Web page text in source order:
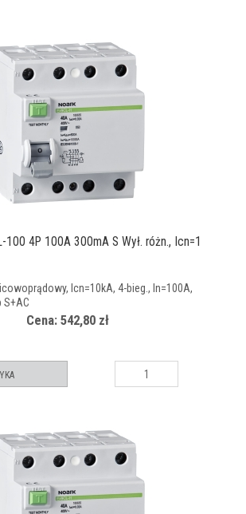
100 4P 100A 300mA S Wył. różn., Icn=1
Icn=10kA, 4-bieg., In=100A,
S+AC
Cena: 542,80 zł